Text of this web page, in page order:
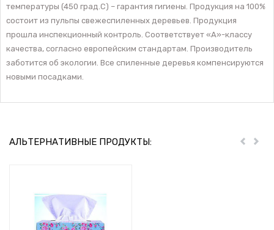
температуры (450 град.С) – гарантия гигиены. Продукция на 100%
состоит из пульпы свежеспиленных деревьев. Продукция
прошла инспекционный контроль. Соответствует «А»-классу
качества, согласно европейским стандартам. Производитель
заботится об экологии. Все спиленные деревья компенсируются
новыми посадками.
АЛЬТЕРНАТИВНЫЕ ПРОДУКТЫ: Пред